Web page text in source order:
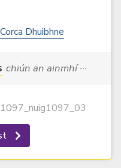
Corca Dhuibhne
chiún an ainmhí ···